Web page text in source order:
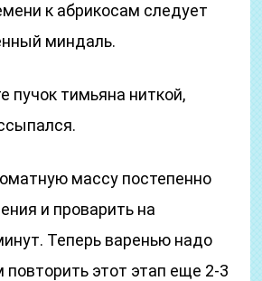
к абрикосам следует
миндаль.
пучок тимьяна ниткой,
массу постепенно
и проварить на
Теперь варенью надо
повторить этот этап еще 2-3